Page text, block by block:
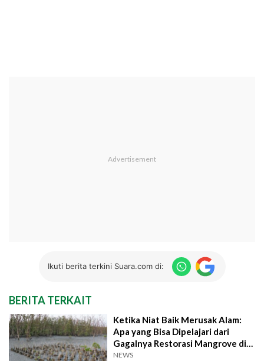
Ikuti berita terkini Suara.com di:
BERITA TERKAIT
Ketika Niat Baik Merusak Alam:
Apa yang Bisa Dipelajari dari
Gagalnya Restorasi Mangrove di
Filipina
NEWS